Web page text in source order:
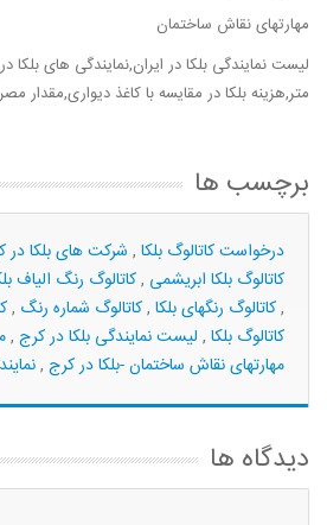
مهارتهای نقاش ساختمان
لیست نمایندگی بلکا در ایران,نمایندگی های بلکا
متر,هزینه بلکا در مقایسه با کاغذ دیواری,مقدار
برچسب ها
درخواست کاتالوگ بلکا , شرکت های بلکا در
کاتالوگ بلکا ابریشمی ,کاتالوگ رنگ الیاف
,کاتالوگ رنگهای بلکا ,کاتالوگ شماره رنگ ,
کاتالوگ بلکا , لیست نمایندگی بلکا در کرج ,
مهارتهای نقاش ساختمان -بلکا در کرج ,
دیدگاه ها